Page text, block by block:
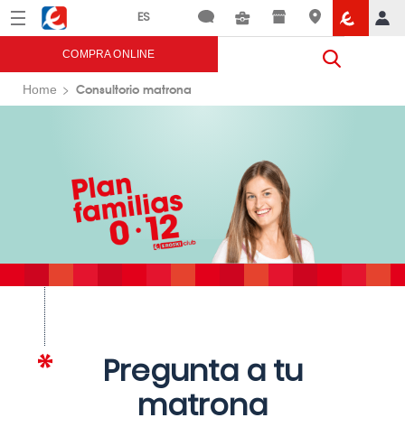
Menú Eroski
COMPRA ONLINE
Home Consultorio matrona
Pregunta a tu
matrona